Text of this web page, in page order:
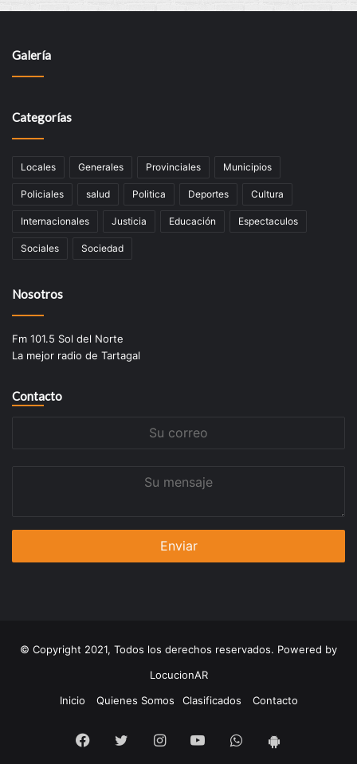
Galería
Categorías
Locales Generales Provinciales Municipios
Policiales salud Politica Deportes Cultura
Internacionales Justicia Educación Espectaculos
Sociales Sociedad
Nosotros
Fm 101.5 Sol del Norte
La mejor radio de Tartagal
Contacto
© Copyright 2021, Todos los derechos reservados. Powered by
LocucionAR
Inicio
Quienes Somos Clasificados Contacto
Facebook
TwitterInstagramYoutubeWhatsapp